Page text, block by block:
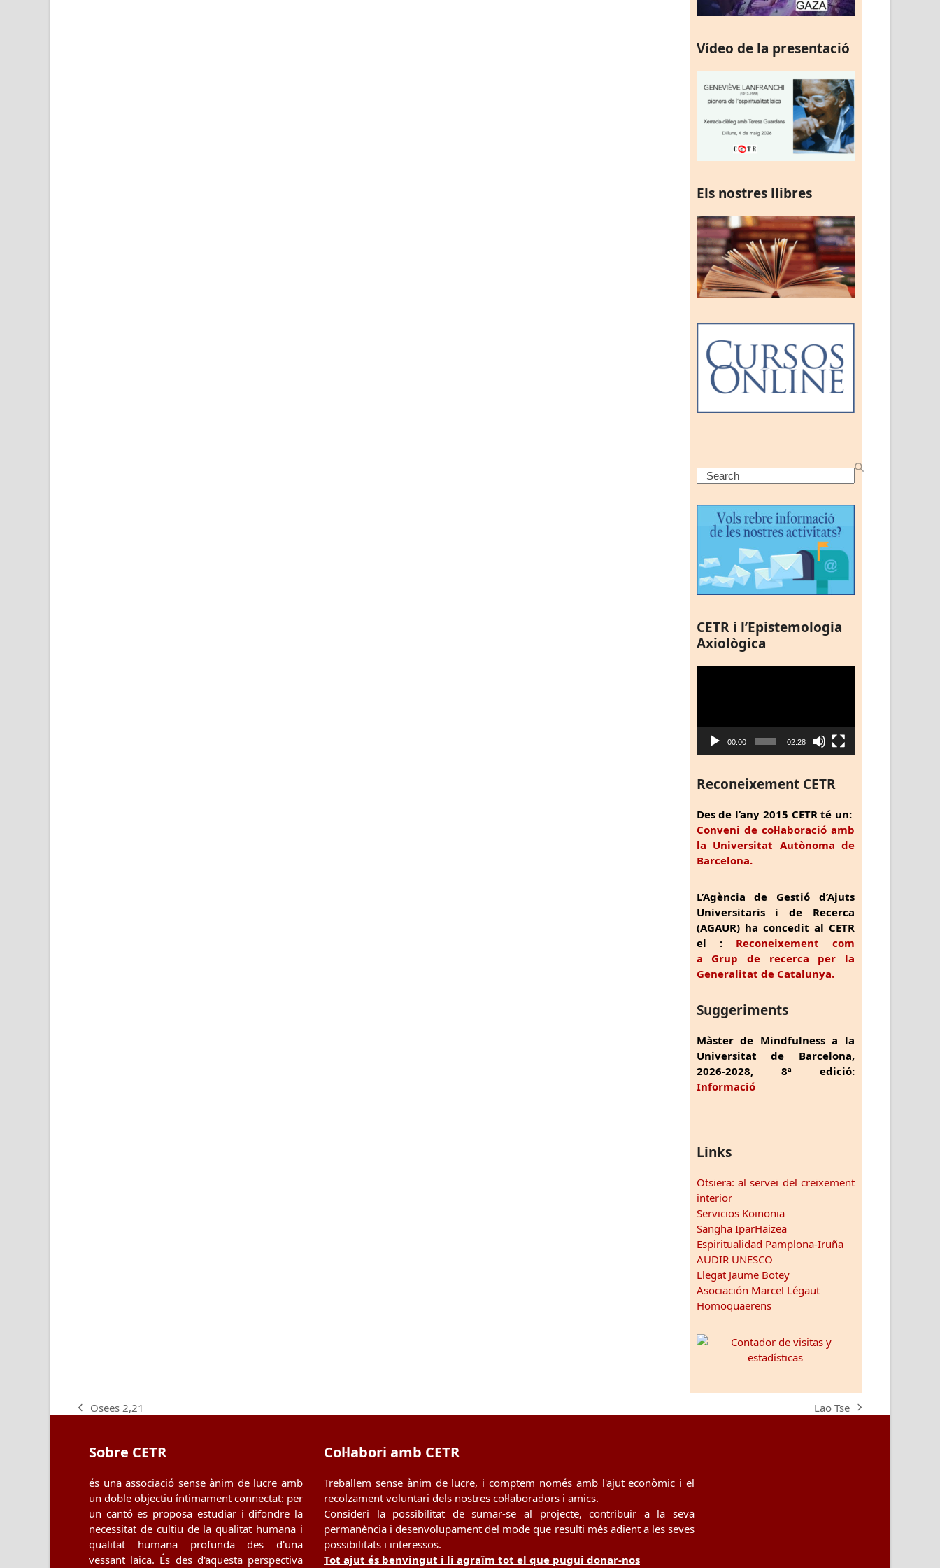
Vídeo de la presentació
Els nostres llibres
Search
CETR i l’Epistemologia
Axiològica
00:00 02:28
Reconeixement CETR
Des de l’any 2015 CETR té un:
Conveni de col·laboració amb
la Universitat Autònoma de
Barcelona.
L’Agència de Gestió d’Ajuts
Universitaris i de Recerca
(AGAUR) ha concedit al CETR
el : Reconeixement com
a Grup de recerca per la
Generalitat de Catalunya.
Suggeriments
Màster de Mindfulness a la
Universitat de Barcelona,
2026-2028, 8ª edició:
Informació
Links
Otsiera: al servei del creixement
interior
Servicios Koinonia
Sangha IparHaizea
Espiritualidad Pamplona-Iruña
AUDIR UNESCO
Llegat Jaume Botey
Asociación Marcel Légaut
Homoquaerens
previous
Osees 2,21
next
Lao Tse
Sobre CETR
és una associació sense ànim de lucre amb
un doble objectiu íntimament connectat: per
un cantó es proposa estudiar i difondre la
necessitat de cultiu de la qualitat humana i
qualitat humana profunda des d'una
vessant laica. És des d'aquesta perspectiva
Col·labori amb CETR
Treballem sense ànim de lucre, i comptem només amb l'ajut econòmic i el
recolzament voluntari dels nostres col·laboradors i amics.
Consideri la possibilitat de sumar-se al projecte, contribuir a la seva
permanència i desenvolupament del mode que resulti més adient a les seves
possibilitats i interessos.
Tot ajut és benvingut i li agraïm tot el que pugui donar-nos